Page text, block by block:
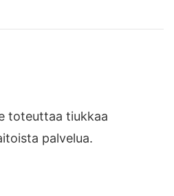
toteuttaa tiukkaa
palvelua.